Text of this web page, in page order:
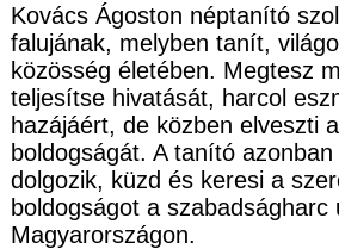
Kovács Ágoston néptanító
falujának, melyben tanít,
közösség életében. Megtesz
teljesítse hivatását, harcol
hazájáért, de közben elveszti
boldogságát. A tanító
dolgozik, küzd és keresi a
boldogságot a szabadságharc
Magyarországon.